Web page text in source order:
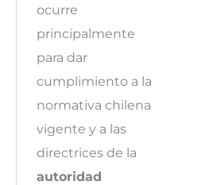
ocurre
principalmente
para dar
cumplimiento a la
normativa chilena
vigente y a las
directrices de la
autoridad